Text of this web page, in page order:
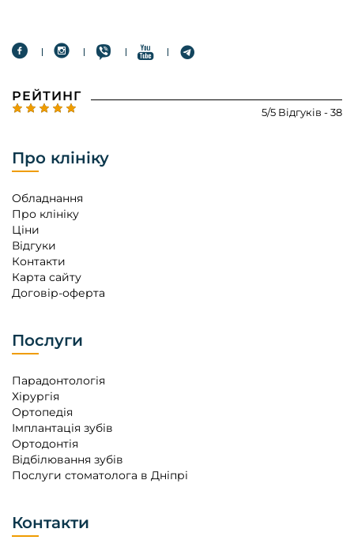
РЕЙТИНГ
5/5 Відгуків - 38
Про клініку
Обладнання
Про клініку
Ціни
Відгуки
Контакти
Карта сайту
Договір-оферта
Послуги
Парадонтологія
Хірургія
Ортопедія
Імплантація зубів
Ортодонтія
Відбілювання зубів
Послуги стоматолога в Дніпрі
Контакти